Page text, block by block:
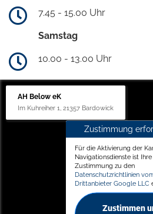
7.45 - 15.00 Uhr
Samstag
10.00 - 13.00 Uhr
AH Below eK
Im Kuhreiher 1, 21357 Bardowick
Zustimmung
Für die Aktivierung der
Navigationsdienste ist Ihre
Zustimmung zu den
Datenschutzrichtlinien
Drittanbieter Google LLC
Zustimmen